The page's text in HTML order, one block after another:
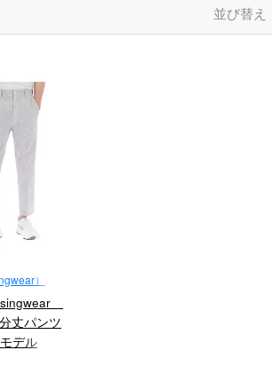
並び替え
）
丈パンツ
デル